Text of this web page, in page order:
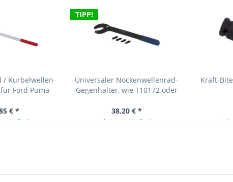
/ Kurbelwellen-
Ford Puma-
€ *
lieferbar
TIPP!
Universaler Nockenwellenrad-
Gegenhalter, wie T10172 oder
38,20 € *
Ab Lager lieferbar
Kraft-